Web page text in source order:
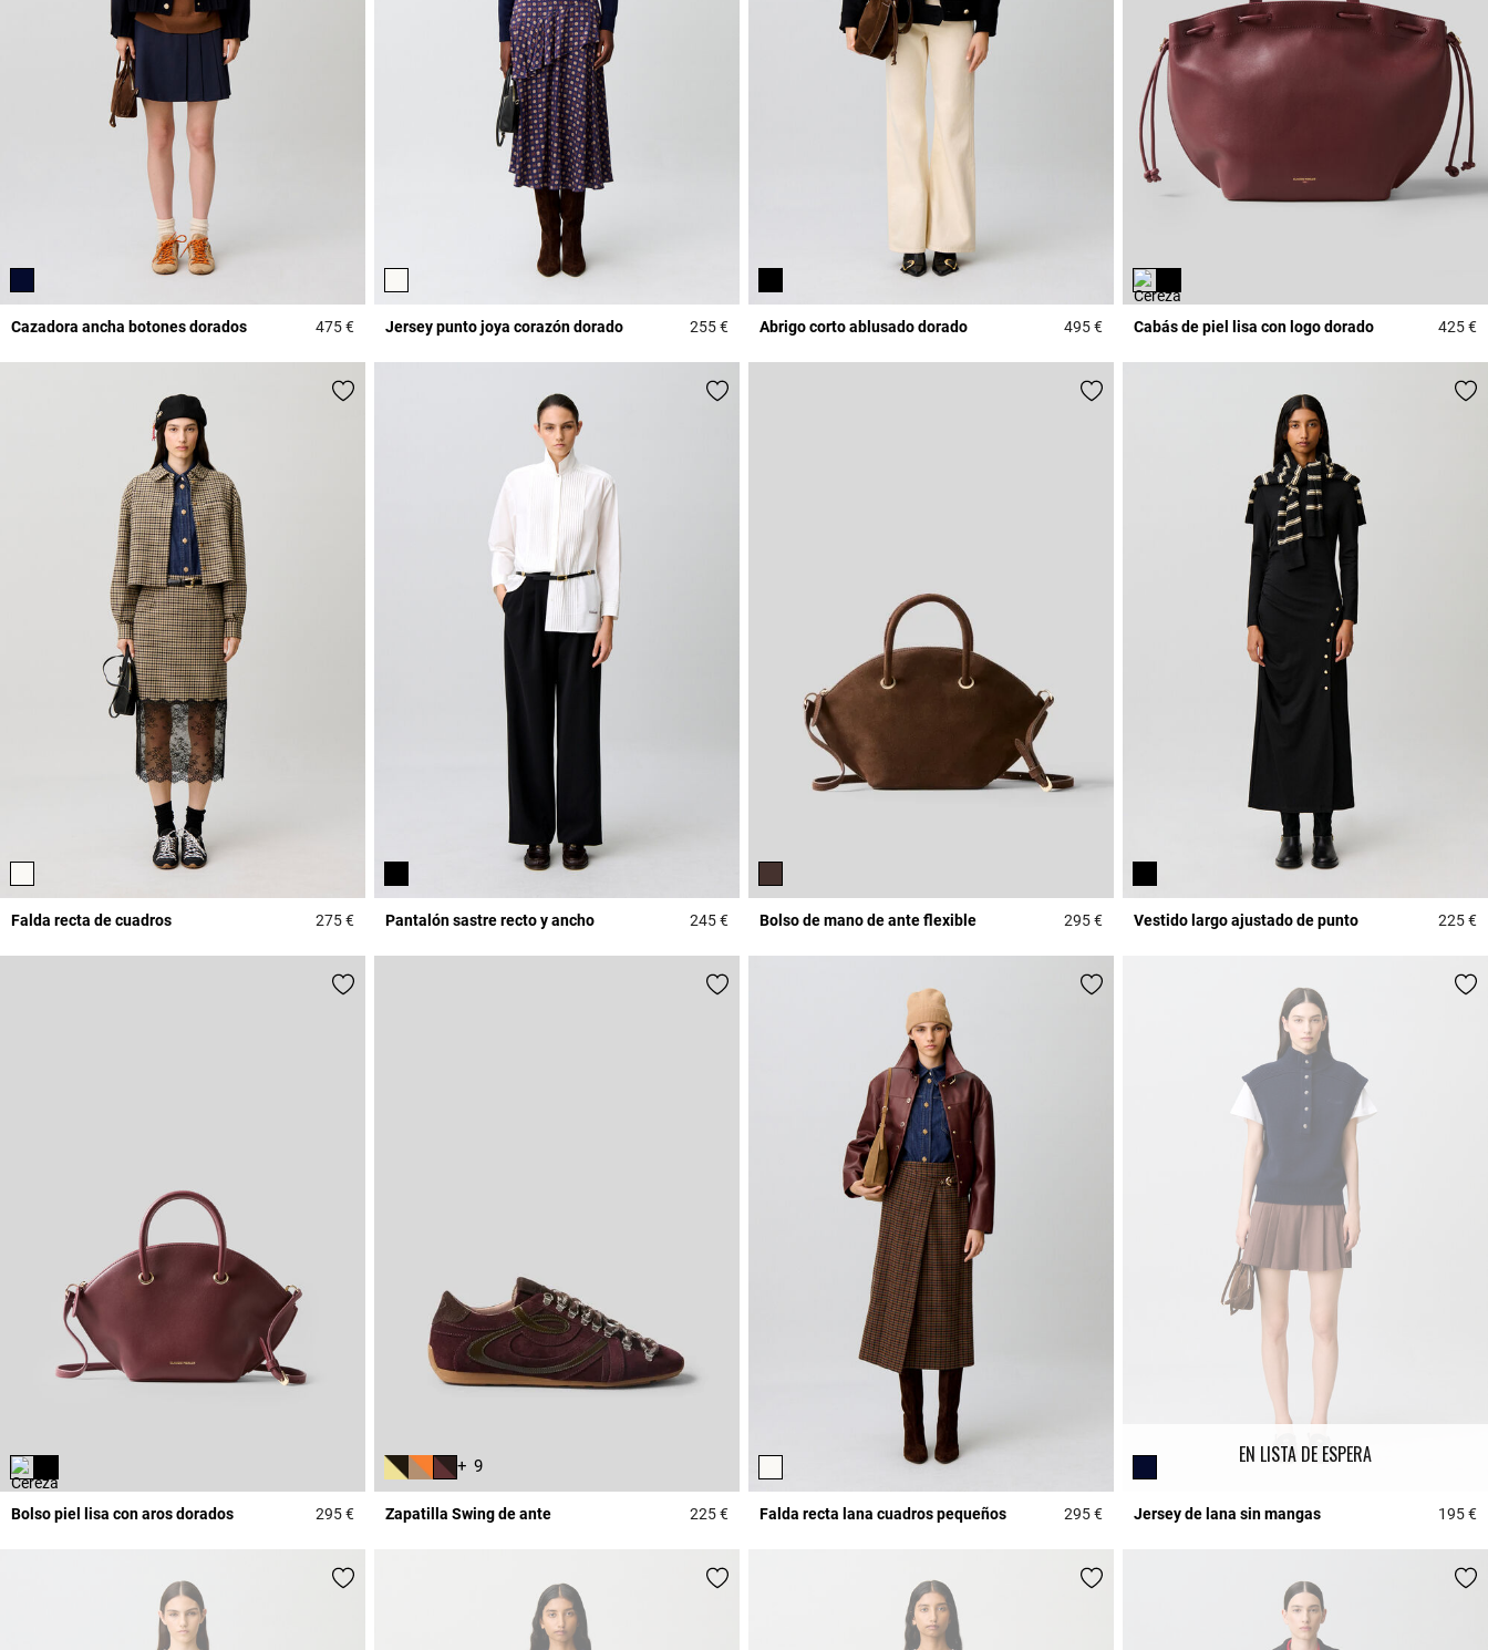
Cazadora ancha botones dorados 475 €4,6 out of 5 Customer Rating
Jersey punto joya corazón dorado 255 €3,1 out of 5 Customer Rating
Abrigo corto ablusado dorado 495 €3,3 out of 5 Customer Rating
Cabás de piel lisa con logo dorado 425 €5
Falda recta de cuadros 275 €3,9 out of 5 Customer Rating
Pantalón sastre recto y ancho 245 €5 out of 5 Customer Rating
Bolso de mano de ante flexible 295 €4,3 out of 5 Customer Rating
Vestido largo ajustado de punto 225 €
Bolso piel lisa con aros dorados 295 €5 out of 5 Customer Rating
+ 9
Zapatilla Swing de ante 225 €5 out of 5 Customer Rating
Falda recta lana cuadros pequeños 295 €5 out of 5 Customer Rating
EN LISTA DE ESPERA
Jersey de lana sin mangas 195 €